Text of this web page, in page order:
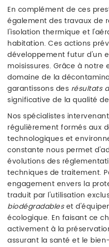
En complément de ces
également des travaux de
l'isolation thermique et
habitation. Ces actions
développement futur d'un
moisissures. Grâce à notre
domaine de la
garantissons des résultats
significative de la qualité
Nos spécialistes
régulièrement formés aux
technologiques et
constante nous permet
évolutions des
techniques de traitement.
engagement envers la
traduit par l'utilisation
biodégradableset
écologique. En faisant ce
activement à la
assurant la santé et le